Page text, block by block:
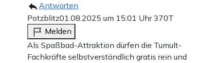
Antworten
Potzblitz01.08.2025 um 15:01 Uhr370T
Melden
Als Spaßbad-Attraktion dürfen die Tumult-
Fachkräfte selbstverständlich gratis rein und